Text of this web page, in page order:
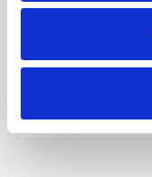
Goethit